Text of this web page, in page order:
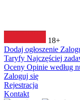
18+
Dodaj ogłoszenie
Taryfy Najczęściej
Oceny Opinie według
Zaloguj się
Rejestracja
Kontakt